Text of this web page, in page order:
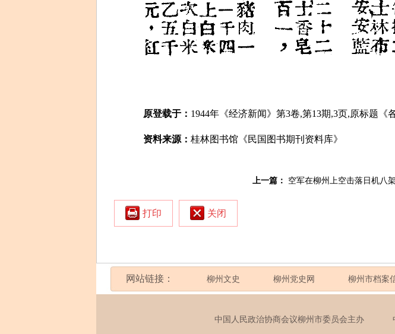
原登载于： 1944年《经济新闻》第3卷,第13期,3页,原标题
资料来源： 桂林图书馆《民国图书期刊资料库》
上一篇： 空军在柳州上空击落日机八架
打印 关闭
网站链接： 柳州文史 柳州党史网 柳州市档案
中国人民政治协商会议柳州市委员会主办 中